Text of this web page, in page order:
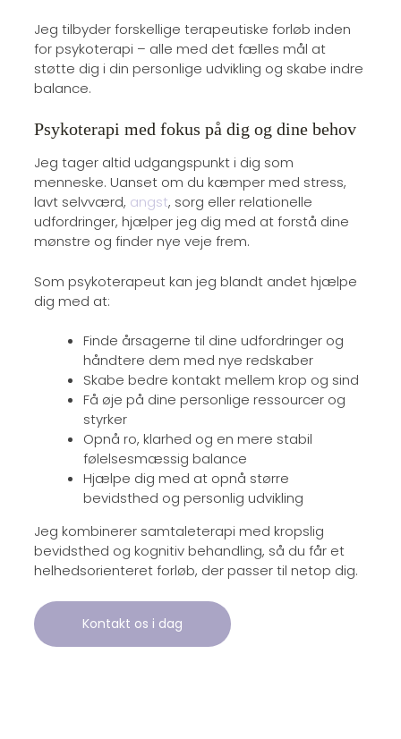
Jeg tilbyder forskellige terapeutiske forløb inden
for psykoterapi – alle med det fælles mål at
støtte dig i din personlige udvikling og skabe indre
balance.
Psykoterapi med fokus på dig og dine behov
Jeg tager altid udgangspunkt i dig som
menneske. Uanset om du kæmper med stress,
lavt selvværd, angst, sorg eller relationelle
udfordringer, hjælper jeg dig med at forstå dine
mønstre og finder nye veje frem.
Som psykoterapeut kan jeg blandt andet hjælpe
dig med at:
Finde årsagerne til dine udfordringer og
håndtere dem med nye redskaber
Skabe bedre kontakt mellem krop og sind
Få øje på dine personlige ressourcer og
styrker
Opnå ro, klarhed og en mere stabil
følelsesmæssig balance
Hjælpe dig med at opnå større
bevidsthed og personlig udvikling
Jeg kombinerer samtaleterapi med kropslig
bevidsthed og kognitiv behandling, så du får et
helhedsorienteret forløb, der passer til netop dig.
Kontakt os i dag